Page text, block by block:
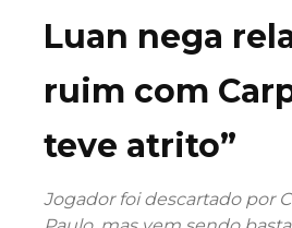
Luan nega
ruim com
teve atrito”
Jogador foi descartado por